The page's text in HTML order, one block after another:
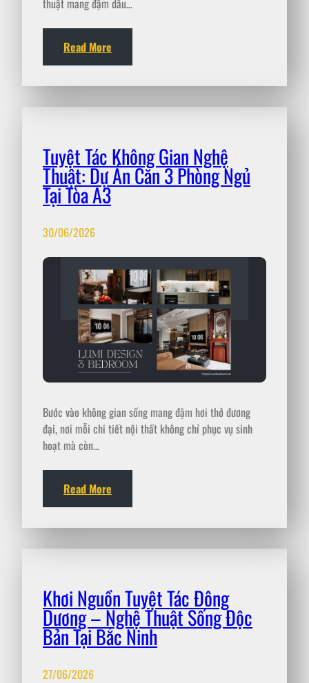
Read More
Tuyệt Tác Không Gian Nghệ
Thuật: Dự Án Căn 3 Phòng Ngủ
Tại Tòa A3
30/06/2026
Bước vào không gian sống mang đậm hơi thở đương
đại, nơi mỗi chi tiết nội thất không chỉ phục vụ sinh
hoạt mà còn…
Read More
Khơi Nguồn Tuyệt Tác Đông
Dương – Nghệ Thuật Sống Độc
Bản Tại Bắc Ninh
27/06/2026